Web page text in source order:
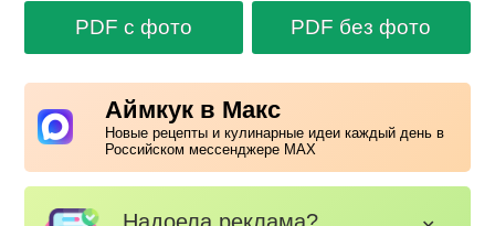
PDF с фото PDF без фото
Аймкук в Макс
Новые рецепты и кулинарные идеи каждый день в
Российском мессенджере MAX